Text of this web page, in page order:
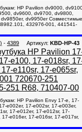
HP Pavilion dv9000,
dv9600, dv9700, dv9800,
dv9950er Совместимые
432976-001, 441541-
- 4389 Артикул: KBD-HP-43
HP Pavilion
e100, 17-e018sr,
e110sr, 17-e065sr,
720670-251
251 R68, 710407-00
HP Pavilion Envy 17-e, 17-
e002er, 17-e002sr, 17-e003er,
17-e012er, 17-e012sr, 17-
e016er, 17-e016sr, 17-e017sr,